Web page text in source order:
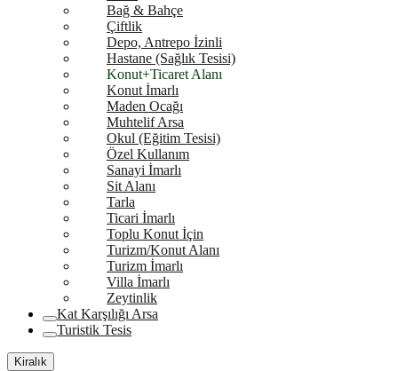
Bağ & Bahçe
Çiftlik
Depo, Antrepo İzinli
Hastane (Sağlık Tesisi)
Konut+Ticaret Alanı
Konut İmarlı
Maden Ocağı
Muhtelif Arsa
Okul (Eğitim Tesisi)
Özel Kullanım
Sanayi İmarlı
Sit Alanı
Tarla
Ticari İmarlı
Toplu Konut İçin
Turizm/Konut Alanı
Turizm İmarlı
Villa İmarlı
Zeytinlik
Kat Karşılığı Arsa
Turistik Tesis
Kiralık